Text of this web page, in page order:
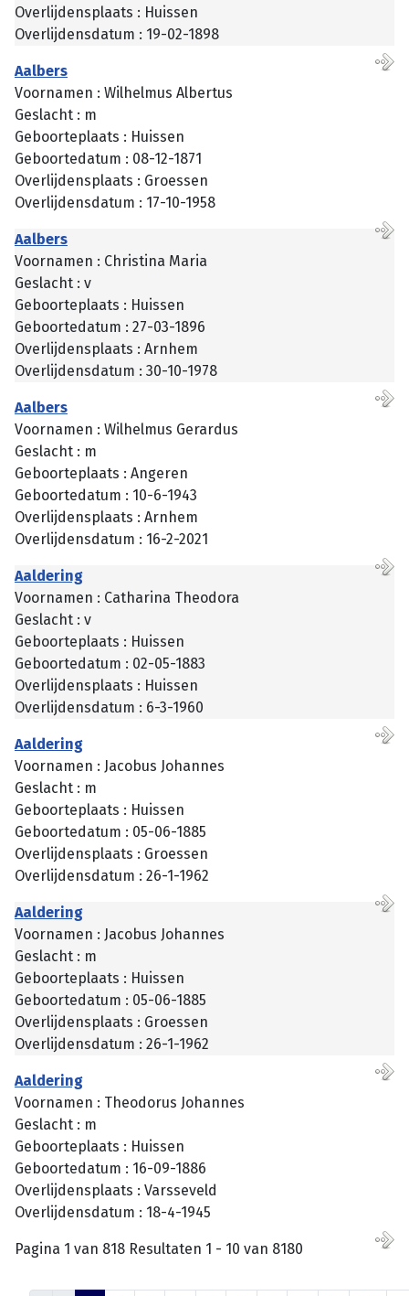
Overlijdensplaats : Huissen
Overlijdensdatum : 19-02-1898
Aalbers
Voornamen : Wilhelmus Albertus
Geslacht : m
Geboorteplaats : Huissen
Geboortedatum : 08-12-1871
Overlijdensplaats : Groessen
Overlijdensdatum : 17-10-1958
Aalbers
Voornamen : Christina Maria
Geslacht : v
Geboorteplaats : Huissen
Geboortedatum : 27-03-1896
Overlijdensplaats : Arnhem
Overlijdensdatum : 30-10-1978
Aalbers
Voornamen : Wilhelmus Gerardus
Geslacht : m
Geboorteplaats : Angeren
Geboortedatum : 10-6-1943
Overlijdensplaats : Arnhem
Overlijdensdatum : 16-2-2021
Aaldering
Voornamen : Catharina Theodora
Geslacht : v
Geboorteplaats : Huissen
Geboortedatum : 02-05-1883
Overlijdensplaats : Huissen
Overlijdensdatum : 6-3-1960
Aaldering
Voornamen : Jacobus Johannes
Geslacht : m
Geboorteplaats : Huissen
Geboortedatum : 05-06-1885
Overlijdensplaats : Groessen
Overlijdensdatum : 26-1-1962
Aaldering
Voornamen : Jacobus Johannes
Geslacht : m
Geboorteplaats : Huissen
Geboortedatum : 05-06-1885
Overlijdensplaats : Groessen
Overlijdensdatum : 26-1-1962
Aaldering
Voornamen : Theodorus Johannes
Geslacht : m
Geboorteplaats : Huissen
Geboortedatum : 16-09-1886
Overlijdensplaats : Varsseveld
Overlijdensdatum : 18-4-1945
Pagina 1 van 818 Resultaten 1 - 10 van 8180